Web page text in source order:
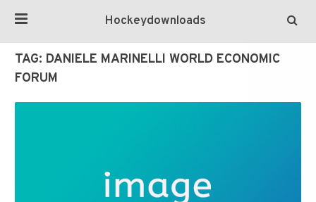
Hockeydownloads
TAG: DANIELE MARINELLI WORLD ECONOMIC
FORUM